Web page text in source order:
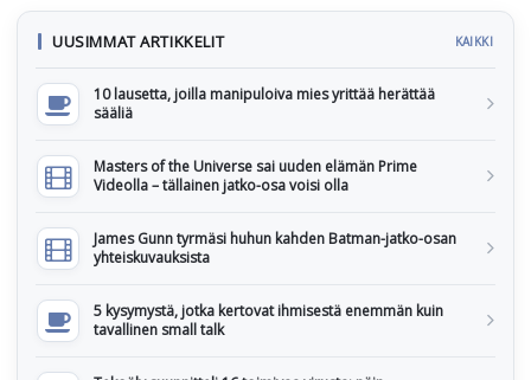
UUSIMMAT ARTIKKELIT KAIKKI
10 lausetta, joilla manipuloiva mies yrittää herättää
sääliä
Masters of the Universe sai uuden elämän Prime
Videolla – tällainen jatko-osa voisi olla
James Gunn tyrmäsi huhun kahden Batman-jatko-osan
yhteiskuvauksista
5 kysymystä, jotka kertovat ihmisestä enemmän kuin
tavallinen small talk